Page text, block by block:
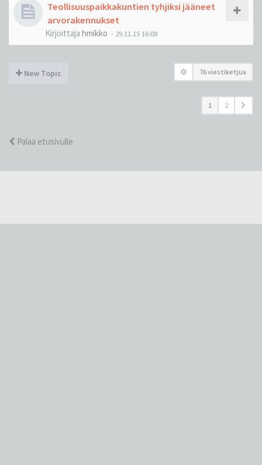
Teollisuuspaikkakuntien tyhjiksi jääneet
arvorakennukset
Kirjoittaja hmikko - 29.11.15 16:08
New Topic 76 viestiketjua
1 2
Palaa etusivulle